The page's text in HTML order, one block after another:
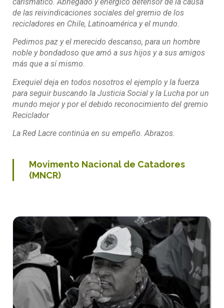
de las reivindicaciones sociales del gremio de los
recicladores en Chile, Latinoamérica y el mundo.
Pedimos paz y el merecido descanso, para un hombre
noble y bondadoso que amó a sus hijos y a sus amigos
más que a sí mismo.
Exequiel deja en todos nosotros el ejemplo y la fuerza
para seguir buscando la Justicia Social y la Lucha por un
mundo mejor y por el debido reconocimiento del gremio
Reciclador
La Red Lacre continúa en su empeño. Abrazos.
Movimento Nacional de Catadores
(MNCR)